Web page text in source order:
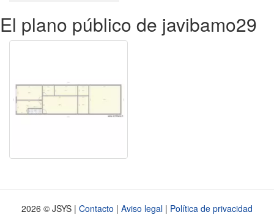
El plano público de javibamo29
2026 © JSYS | Contacto | Aviso legal | Política de privacidad